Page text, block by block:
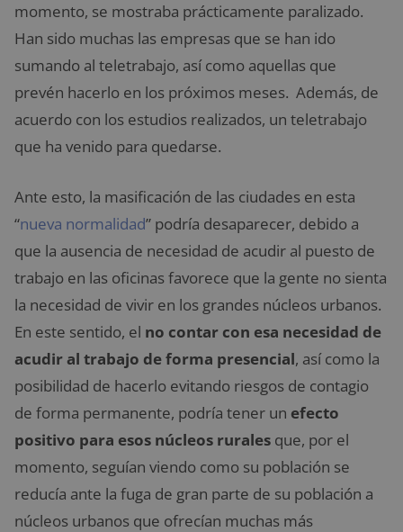
momento, se mostraba prácticamente paralizado.
Han sido muchas las empresas que se han ido
sumando al teletrabajo, así como aquellas que
prevén hacerlo en los próximos meses. Además, de
acuerdo con los estudios realizados, un teletrabajo
que ha venido para quedarse.
Ante esto, la masificación de las ciudades en esta
“nueva normalidad” podría desaparecer, debido a
que la ausencia de necesidad de acudir al puesto de
trabajo en las oficinas favorece que la gente no sienta
la necesidad de vivir en los grandes núcleos urbanos.
En este sentido, el no contar con esa necesidad de
acudir al trabajo de forma presencial, así como la
posibilidad de hacerlo evitando riesgos de contagio
de forma permanente, podría tener un efecto
positivo para esos núcleos rurales que, por el
momento, seguían viendo como su población se
reducía ante la fuga de gran parte de su población a
núcleos urbanos que ofrecían muchas más